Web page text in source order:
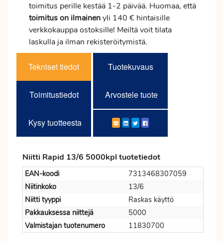
toimitus perille kestää 1-2 päivää. Huomaa, että
toimituson ilmainenyli 140 € hintaisille
verkkokauppa ostoksille! Meiltä voit tilata
laskulla ja ilman rekisteröitymistä.
Tekniset tiedot Tuotekuvaus
Toimitustiedot Arvostele tuote
Kysy tuotteesta
Niitti Rapid 13/6 5000kpl tuotetiedot
EAN-koodi
7313468307059
Niitinkoko
13/6
Niitti tyyppi
Raskas käyttö
Pakkauksessa niittejä
5000
Valmistajan tuotenumero
11830700